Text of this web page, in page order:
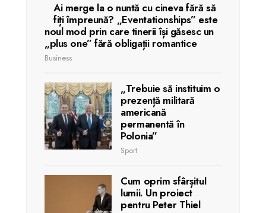
Ai merge la o nuntă cu cineva fără să
fiți împreună? „Eventationships” este
noul mod prin care tinerii își găsesc un
„plus one” fără obligații romantice
Business
„Trebuie să instituim o
prezență militară
americană
permanentă în
Polonia”
Sport
Cum oprim sfârșitul
lumii. Un proiect
pentru Peter Thiel